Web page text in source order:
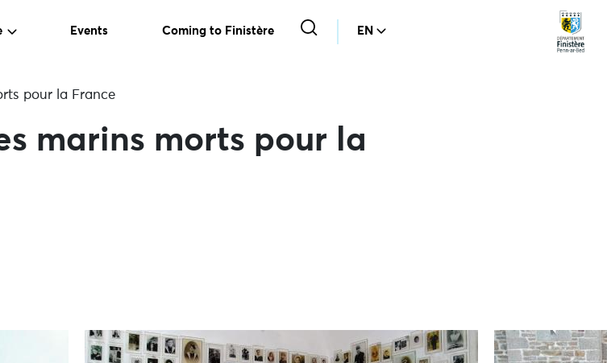
Events Coming to Finistère EN
pour la France
marins morts pour la